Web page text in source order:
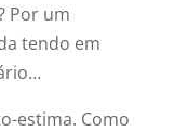
Por um
tendo em
estima. Como